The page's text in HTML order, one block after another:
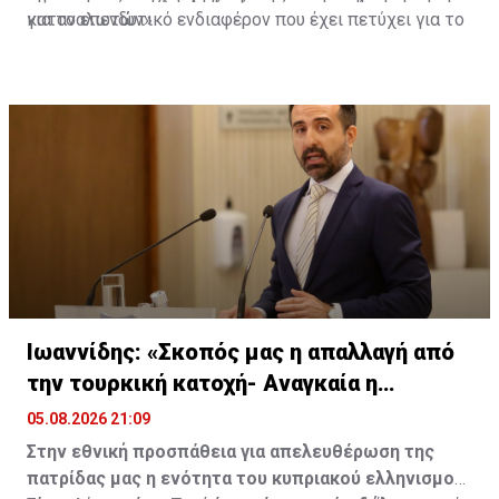
καταναλωτών»
για το επενδυτικό ενδιαφέρον που έχει πετύχει για το
Τώρα η Κύπρος πρέπει να τιμήσει τις δικές της
υποχρεώσεις, αφού στο τέλος της ημέρας, το καλώδιο
θα κατασκευαστεί προς όφελος των Κυπρίων
— Νικόλας Παπαδόπουλος (@NicholasPapadop) August
Ιωαννίδης: «Σκοπός μας η απαλλαγή από
την τουρκική κατοχή- Αναγκαία η
ενότητα»
05.08.2026 21:09
Στην εθνική προσπάθεια για απελευθέρωση της
πατρίδας μας η ενότητα του κυπριακού ελληνισμού